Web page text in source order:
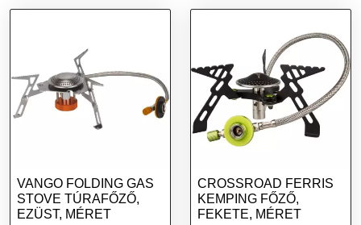
bográcshoz, ezüst, méret
VANGO FOLDING GAS
STOVE TÚRAFŐZŐ,
EZÜST, MÉRET
CROSSROAD FERRIS
KEMPING FŐZŐ,
FEKETE, MÉRET